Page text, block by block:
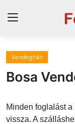
Magyarország
Szállások a
Vendégház
Bosa
Minden foglalást a
vissza. A